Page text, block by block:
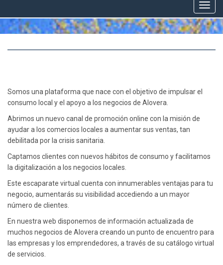
Somos una plataforma que nace con el objetivo de impulsar el
consumo local y el apoyo a los negocios de Alovera.
Abrimos un nuevo canal de promoción online con la misión de
ayudar a los comercios locales a aumentar sus ventas, tan
debilitada por la crisis sanitaria.
Captamos clientes con nuevos hábitos de consumo y facilitamos
la digitalización a los negocios locales.
Este escaparate virtual cuenta con innumerables ventajas para tu
negocio, aumentarás su visibilidad accediendo a un mayor
número de clientes.
En nuestra web disponemos de información actualizada de
muchos negocios de Alovera creando un punto de encuentro para
las empresas y los emprendedores, a través de su catálogo virtual
de servicios.